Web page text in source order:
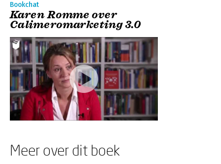
Bookchat
Karen Romme over
Calimeromarketing 3.0
Meer over dit boek